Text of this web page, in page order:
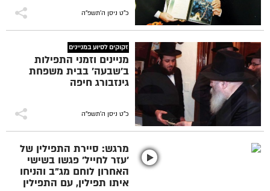
כ"ט ניסן ה׳תשפ״ה
זקוקים לסיוע במניינים
מניינים וזמני התפילות
ב'שבעה' בבית משפחת
גינזבורג חיפה
כ"ט ניסן ה׳תשפ״ה
מרגש: סיירת התפילין של
'עזר לחייל' פגשו בשישי
האחרון לוחם מג"ב והניחו
איתו תפילין, עם התפילין